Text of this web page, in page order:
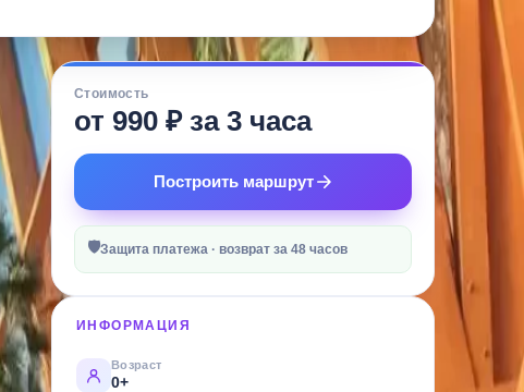
Стоимость
от 990 ₽ за 3 часа
Построить маршрут
🛡Защита платежа · возврат за 48 часов
ИНФОРМАЦИЯ
Возраст
0+